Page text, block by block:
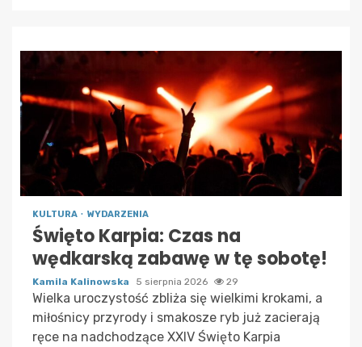
KULTURA WYDARZENIA
Święto Karpia: Czas na
wędkarską zabawę w tę sobotę!
Kamila Kalinowska 5 sierpnia 2026 29
Wielka uroczystość zbliża się wielkimi krokami, a
miłośnicy przyrody i smakosze ryb już zacierają
ręce na nadchodzące XXIV Święto Karpia